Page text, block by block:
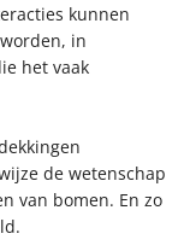
kunnen
in
het vaak
de wetenschap
van bomen. En zo